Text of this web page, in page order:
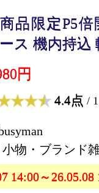
商品限定P5
ス 機内持込
円
4.4点 /
物・ブランド
14:00～26.05.08